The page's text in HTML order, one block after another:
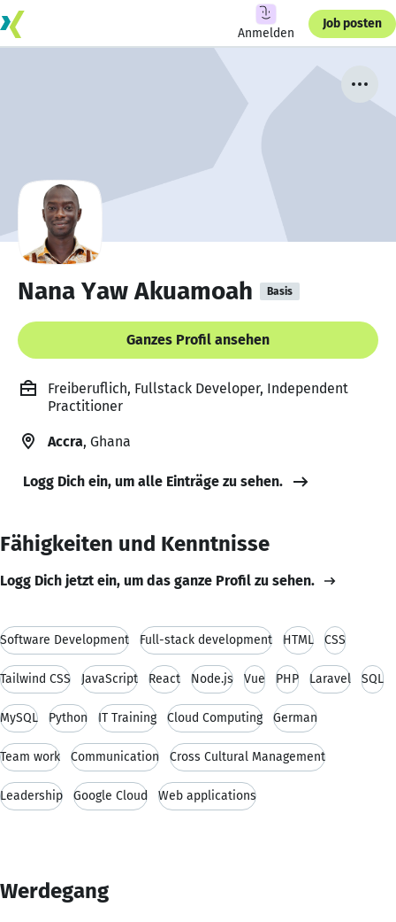
Anmelden
Job posten
Nana Yaw Akuamoah Basis
Ganzes Profil ansehen
Freiberuflich, Fullstack Developer, Independent
Practitioner
Accra, Ghana
Logg Dich ein, um alle Einträge zu sehen.
Fähigkeiten und Kenntnisse
Logg Dich jetzt ein, um das ganze Profil zu sehen.
Software Development Full-stack development HTML CSS
Tailwind CSS JavaScript React Node.js Vue PHP Laravel SQL
MySQL Python IT Training Cloud Computing German
Team work Communication Cross Cultural Management
Leadership Google Cloud Web applications
Werdegang